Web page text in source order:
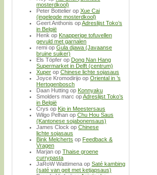
mosterdkool)
Peter Bottelier op Xue Cai
(ingelegde mosterdkool)
Geert Anthonis opAdreslijst Toko’s
in België
Henk op Knapperige tofuvellen
gevuld met garnalen
remi op Gula djawa (Javaanse
bruine suiker)
Els Töpfer op Dong Nan Hang
Supermarket in Delft (centrum)
Xuper op Chinese lichte sojasaus
Joyce Kromodirijo op Oriental in ’s
Hertogenbosch
Daan Hutting op Konnyaku
Smolders marc opAdreslijst Toko’s
in België
Crys op Kip in Meestersaus
Wilgo Pelhan op Chu Hou Saus
(Kantonese sojabonensaus)
James Clock op Chinese
lichte sojasaus
Bink Melcherts op Feedback &
Vragen
Marjan op Thaise groene
currypasta
JaRoW Wattimena op Saté kambing
(saté van geit met ketjapsaus)